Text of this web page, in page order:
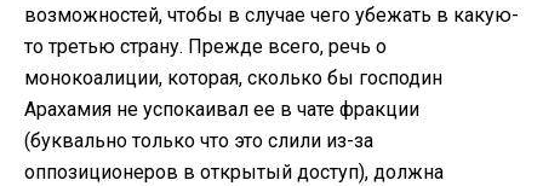
возможностей, чтобы в случае чего убежать в какую-
то третью страну. Прежде всего, речь о
монокоалиции, которая, сколько бы господин
Арахамия не успокаивал ее в чате фракции
(буквально только что это слили из-за
оппозиционеров в открытый доступ), должна